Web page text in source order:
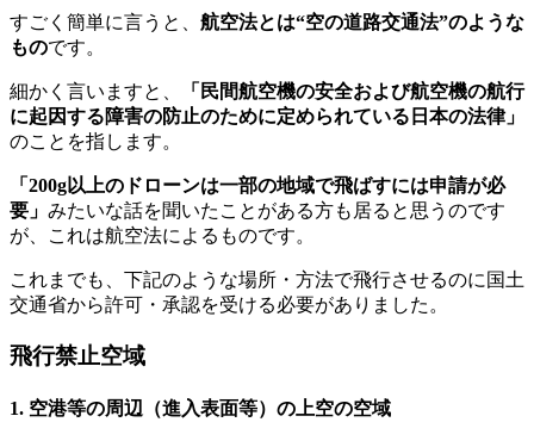
すごく簡単に言うと、 航空法とは“空の道路交通法”のような
ものです。
細かく言いますと、
「民間航空機の安全および航空機の航行
に起因する障害の防止のために定められている日本の法律」
のことを指します。
「200g以上のドローンは一部の地域で飛ばすには申請が必
要」 みたいな話を聞いたことがある方も居ると思うのです
が、これは航空法によるものです。
これまでも、下記のような場所・方法で飛行させるのに国土
交通省から許可・承認を受ける必要がありました。
飛行禁止空域
1. 空港等の周辺（進入表面等）の上空の空域